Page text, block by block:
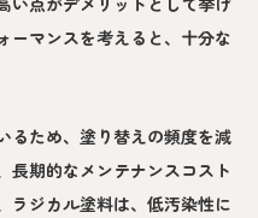
ーマンスを考えると、十分な
るため、塗り替えの頻度を減
長期的なメンテナンスコスト
ラジカル塗料は、低汚染性に